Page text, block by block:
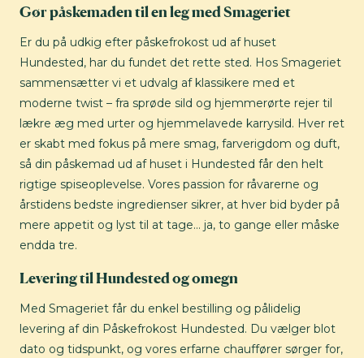
Gør påskemaden til en leg med Smageriet
Er du på udkig efter påskefrokost ud af huset
Hundested, har du fundet det rette sted. Hos Smageriet
sammensætter vi et udvalg af klassikere med et
moderne twist – fra sprøde sild og hjemmerørte rejer til
lækre æg med urter og hjemmelavede karrysild. Hver ret
er skabt med fokus på mere smag, farverigdom og duft,
så din påskemad ud af huset i Hundested får den helt
rigtige spiseoplevelse. Vores passion for råvarerne og
årstidens bedste ingredienser sikrer, at hver bid byder på
mere appetit og lyst til at tage… ja, to gange eller måske
endda tre.
Levering til Hundested og omegn
Med Smageriet får du enkel bestilling og pålidelig
levering af din Påskefrokost Hundested. Du vælger blot
dato og tidspunkt, og vores erfarne chauffører sørger for,